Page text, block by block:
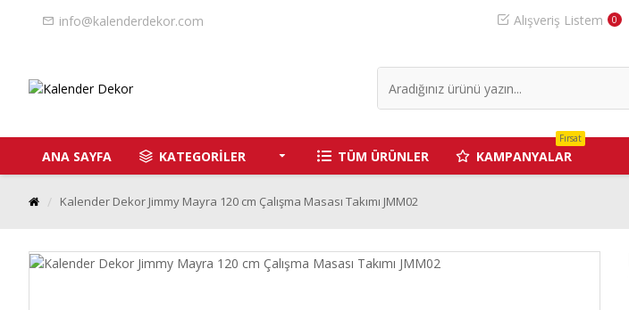
info@kalenderdekor.com Alışveriş Listem 0
ANA SAYFA KATEGORİLER TÜM ÜRÜNLER KAMPANYALAR
Fırsat
Kalender Dekor Jimmy Mayra 120 cm Çalışma Masası Takımı JMM02